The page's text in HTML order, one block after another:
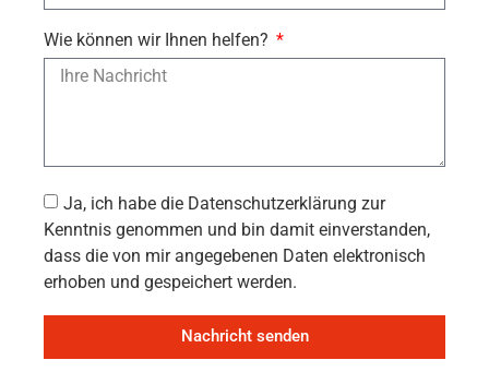
Wie können wir Ihnen helfen?
Ja, ich habe die Datenschutzerklärung zur
Kenntnis genommen und bin damit einverstanden,
dass die von mir angegebenen Daten elektronisch
erhoben und gespeichert werden.
Nachricht senden